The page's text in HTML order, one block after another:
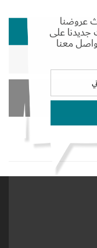
عروضنا
جديدنا على
معنا